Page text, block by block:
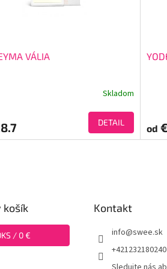
VÁLIA
Skladom
DETAIL
od
košík
KS / 0 €
Kontakt
info@swee.sk
+421232180240